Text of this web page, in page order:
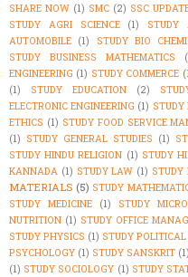
SHARE NOW (1) SMC (2) SSC
STUDY AGRI SCIENCE
(1) STUDY
AUTOMOBILE (1) STUDY BIO
STUDY BUSINESS MATHEMATICS
ENGINEERING (1) STUDY COMMERCE
(1)
STUDY EDUCATION (2)
ELECTRONIC ENGINEERING (1) STUDY
ETHICS (1) STUDY FOOD SERVICE
(1) STUDY GENERAL STUDIES (1)
STUDY HINDU RELIGION (1) STUDY
KANNADA (1) STUDY LAW (1) STUDY
MATERIALS (5) STUDY
STUDY MEDICINE
(1) STUDY
NUTRITION (1) STUDY OFFICE
STUDY PHYSICS (1) STUDY POLITICAL
PSYCHOLOGY (1) STUDY SANSKRIT (1)
(1) STUDY SOCIOLOGY (1) STUDY